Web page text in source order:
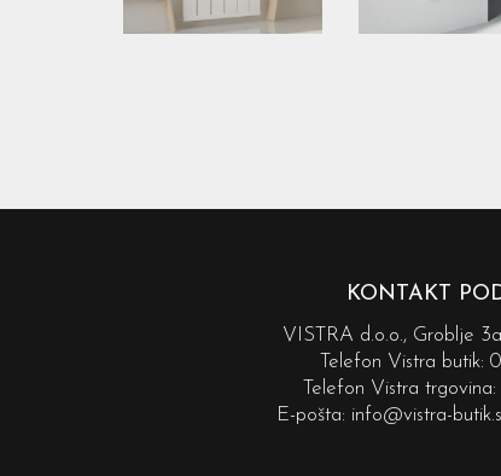
KONTAKT
VISTRA d.o.o., Groblje
Telefon Vistra butik:
Telefon Vistra trgovina:
E-pošta: info@vistra-